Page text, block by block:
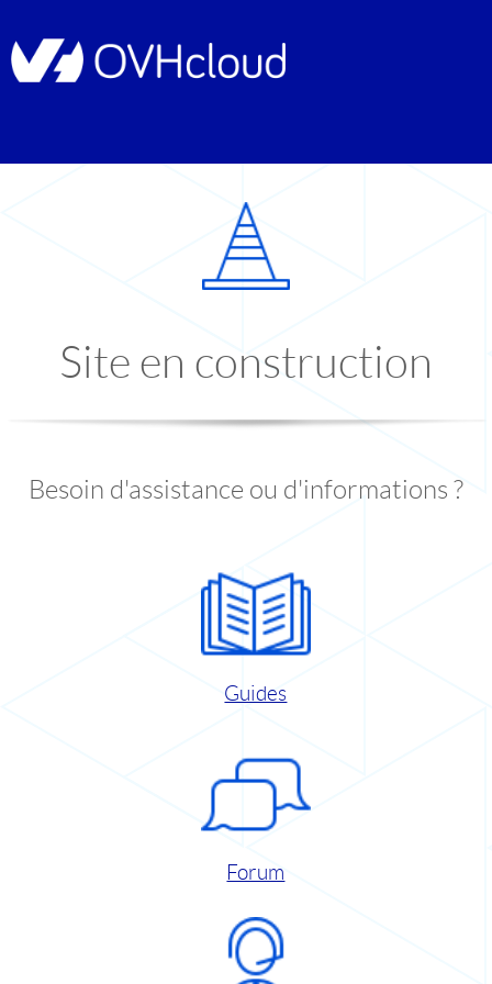
Site en construction
Besoin d'assistance ou d'informations ?
Guides
Forum